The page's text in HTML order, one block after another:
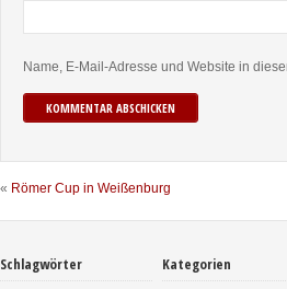
Name, E-Mail-Adresse und Website in
« Römer Cup in Weißenburg
Schlagwörter Kategorien